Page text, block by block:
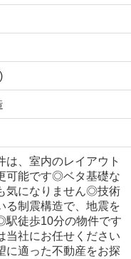
は、室内のレイアウト
可能です◎ベタ基礎な
気になりません◎技術
る制震構造で、地震を
駅徒歩10分の物件です
社にお任せください
適った不動産をお探